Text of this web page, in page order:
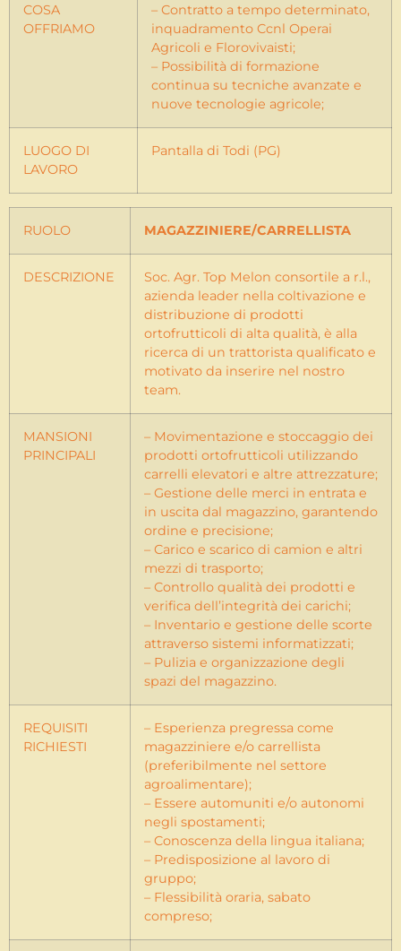
COSA
OFFRIAMO
– Contratto a tempo determinato,
inquadramento Ccnl Operai
Agricoli e Florovivaisti;
– Possibilità di formazione
continua su tecniche avanzate e
nuove tecnologie agricole;
LUOGO DI
LAVORO
Pantalla di Todi (PG)
RUOLO MAGAZZINIERE/CARRELLISTA
DESCRIZIONE
Soc. Agr. Top Melon consortile a r.l.,
azienda leader nella coltivazione e
distribuzione di prodotti
ortofrutticoli di alta qualità, è alla
ricerca di un trattorista qualificato e
motivato da inserire nel nostro
team.
MANSIONI
PRINCIPALI
– Movimentazione e stoccaggio dei
prodotti ortofrutticoli utilizzando
carrelli elevatori e altre attrezzature;
– Gestione delle merci in entrata e
in uscita dal magazzino, garantendo
ordine e precisione;
– Carico e scarico di camion e altri
mezzi di trasporto;
– Controllo qualità dei prodotti e
verifica dell’integrità dei carichi;
– Inventario e gestione delle scorte
attraverso sistemi informatizzati;
– Pulizia e organizzazione degli
spazi del magazzino.
REQUISITI
RICHIESTI
– Esperienza pregressa come
magazziniere e/o carrellista
(preferibilmente nel settore
agroalimentare);
– Essere automuniti e/o autonomi
negli spostamenti;
– Conoscenza della lingua italiana;
– Predisposizione al lavoro di
gruppo;
– Flessibilità oraria, sabato
compreso;